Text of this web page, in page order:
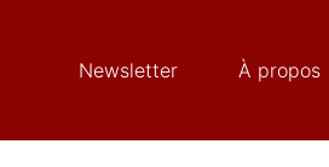
Newsletter À propos